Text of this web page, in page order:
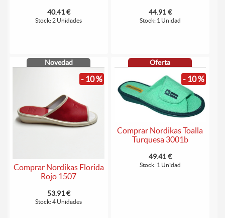
40.41 €
Stock: 2 Unidades
44.91 €
Stock: 1 Unidad
Novedad
- 10 %
Comprar Nordikas Florida
Rojo 1507
53.91 €
Stock: 4 Unidades
Oferta
- 10 %
Comprar Nordikas Toalla
Turquesa 3001b
49.41 €
Stock: 1 Unidad